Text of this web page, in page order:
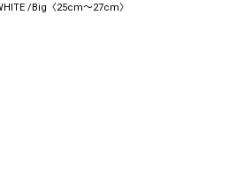
/Big〈25cm～27cm〉